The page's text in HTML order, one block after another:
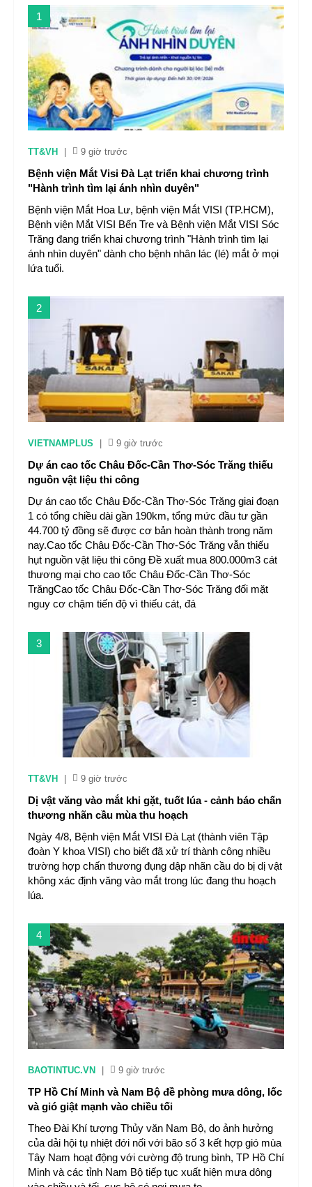
1
TT&VH 9 giờ trước
Bệnh viện Mắt Visi Đà Lạt triển khai chương trình
"Hành trình tìm lại ánh nhìn duyên"
Bệnh viện Mắt Hoa Lư, bệnh viện Mắt VISI (TP.HCM),
Bệnh viện Mắt VISI Bến Tre và Bệnh viện Mắt VISI Sóc
Trăng đang triển khai chương trình "Hành trình tìm lại
ánh nhìn duyên" dành cho bệnh nhân lác (lé) mắt ở mọi
lứa tuổi.
2
VIETNAMPLUS 9 giờ trước
Dự án cao tốc Châu Đốc-Cần Thơ-Sóc Trăng thiếu
nguồn vật liệu thi công
Dự án cao tốc Châu Đốc-Cần Thơ-Sóc Trăng giai đoạn
1 có tổng chiều dài gần 190km, tổng mức đầu tư gần
44.700 tỷ đồng sẽ được cơ bản hoàn thành trong năm
nay.Cao tốc Châu Đốc-Cần Thơ-Sóc Trăng vẫn thiếu
hụt nguồn vật liệu thi công Đề xuất mua 800.000m3 cát
thương mại cho cao tốc Châu Đốc-Cần Thơ-Sóc
TrăngCao tốc Châu Đốc-Cần Thơ-Sóc Trăng đối mặt
nguy cơ chậm tiến độ vì thiếu cát, đá
3
TT&VH 9 giờ trước
Dị vật văng vào mắt khi gặt, tuốt lúa - cảnh báo chấn
thương nhãn cầu mùa thu hoạch
Ngày 4/8, Bệnh viện Mắt VISI Đà Lạt (thành viên Tập
đoàn Y khoa VISI) cho biết đã xử trí thành công nhiều
trường hợp chấn thương đụng dập nhãn cầu do bị dị vật
không xác định văng vào mắt trong lúc đang thu hoạch
lúa.
4
BAOTINTUC.VN 9 giờ trước
TP Hồ Chí Minh và Nam Bộ đề phòng mưa dông, lốc
và gió giật mạnh vào chiều tối
Theo Đài Khí tượng Thủy văn Nam Bộ, do ảnh hưởng
của dải hội tụ nhiệt đới nối với bão số 3 kết hợp gió mùa
Tây Nam hoạt động với cường độ trung bình, TP Hồ Chí
Minh và các tỉnh Nam Bộ tiếp tục xuất hiện mưa dông